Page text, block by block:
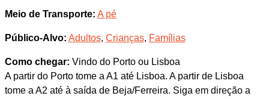
Meio de Transporte: A pé
Público-Alvo: Adultos, Crianças, Famílias
Como chegar: Vindo do Porto ou Lisboa
A partir do Porto tome a A1 até Lisboa. A partir de Lisboa
tome a A2 até à saída de Beja/Ferreira. Siga em direção a